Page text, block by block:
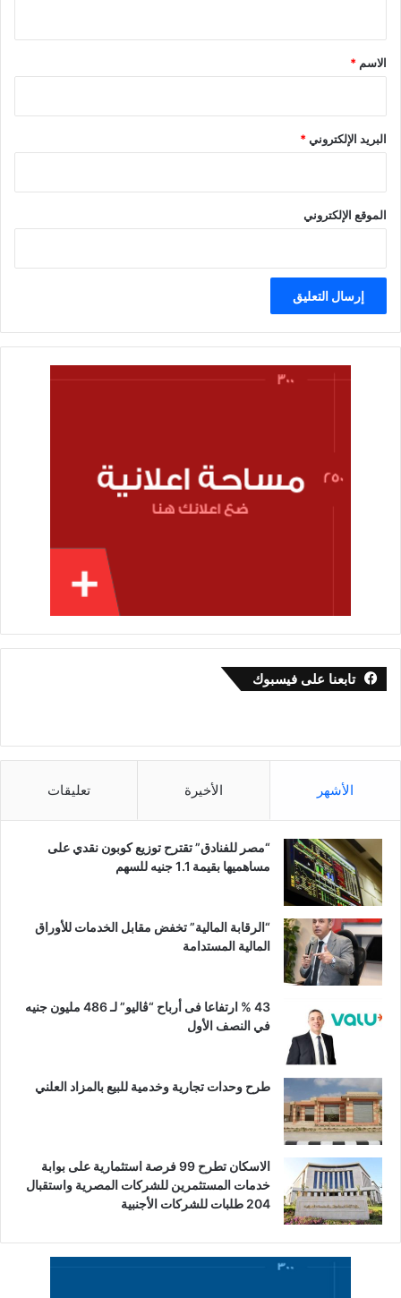
*
الاسم *
البريد الإلكتروني*
الموقع الإلكتروني
تابعنا على فيسبوك
الأشهر الأخيرة تعليقات
“مصر للفنادق” تقترح توزيع كوبون نقدي على
مساهميها بقيمة 1.1 جنيه للسهم
“الرقابة المالية” تخفض مقابل الخدمات للأوراق
المالية المستدامة
43 % ارتفاعا فى أرباح “ڤاليو” لـ 486 مليون جنيه
في النصف الأول
طرح وحدات تجارية وخدمية للبيع بالمزاد العلني
الاسكان تطرح 99 فرصة استثمارية على بوابة
خدمات المستثمرين للشركات المصرية واستقبال
204 طلبات للشركات الأجنبية